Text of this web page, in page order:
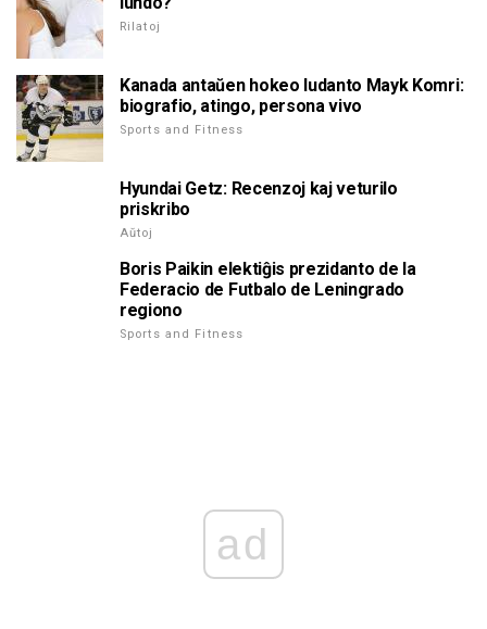
Rilatoj
Kanada antaŭen hokeo ludanto Mayk Komri:
biografio, atingo, persona vivo
Sports and Fitness
Hyundai Getz: Recenzoj kaj veturilo
priskribo
Aŭtoj
Boris Paikin elektiĝis prezidanto de la
Federacio de Futbalo de Leningrado
regiono
Sports and Fitness
ad